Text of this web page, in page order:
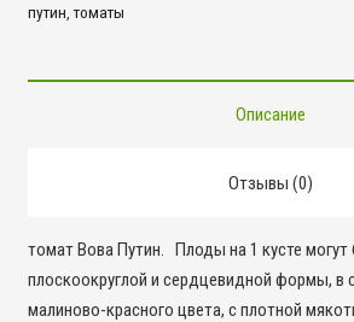
путин томаты
Описание
Отзывы (0)
томат Вова Путин. Плоды на 1 кусте могут
плоскоокруглой и сердцевидной формы, в
малиново-красного цвета, с плотной